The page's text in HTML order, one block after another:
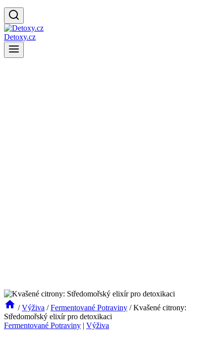
Detoxy.cz
/ Výživa / Fermentované Potraviny / Kvašené citrony:
Středomořský elixír pro detoxikaci
Fermentované Potraviny | Výživa